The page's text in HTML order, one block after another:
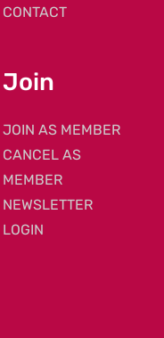
CONTACT
Join
JOIN AS MEMBER
CANCEL AS
MEMBER
NEWSLETTER
LOGIN